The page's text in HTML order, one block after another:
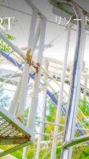
リゾー